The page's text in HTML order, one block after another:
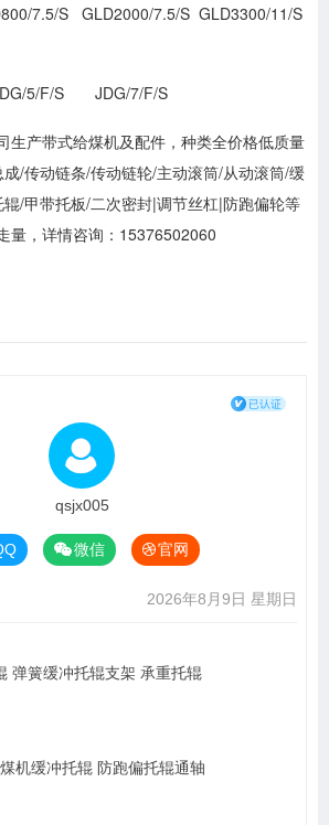
7.5/S GLD2000/7.5/S GLD3300/11/S
5/F/S JDG/7/F/S
生产带式给煤机及配件，种类全价格低质量
/传动链条/传动链轮/主动滚筒/从动滚筒/缓
/甲带托板/二次密封|调节丝杠|防跑偏轮等
量，详情咨询：15376502060
qsjx005
微信 官网
2026年8月9日 星期日
弹簧缓冲托辊支架 承重托辊
机缓冲托辊 防跑偏托辊通轴